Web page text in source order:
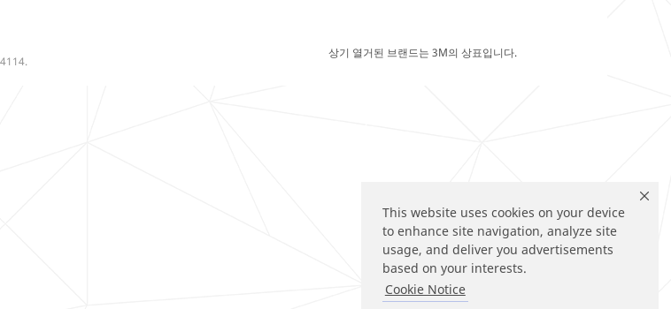
This website uses cookies on your device
to enhance site navigation, analyze site
usage, and deliver you advertisements
based on your interests.
Cookie Notice
상기 열거된 브랜드는 3M의 상표입니다.